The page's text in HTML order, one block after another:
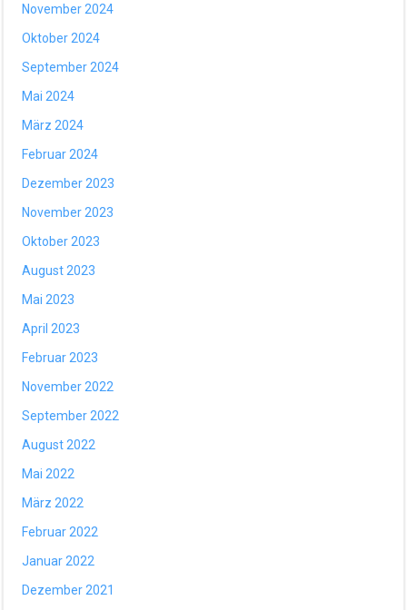
November 2024
Oktober 2024
September 2024
Mai 2024
März 2024
Februar 2024
Dezember 2023
November 2023
Oktober 2023
August 2023
Mai 2023
April 2023
Februar 2023
November 2022
September 2022
August 2022
Mai 2022
März 2022
Februar 2022
Januar 2022
Dezember 2021